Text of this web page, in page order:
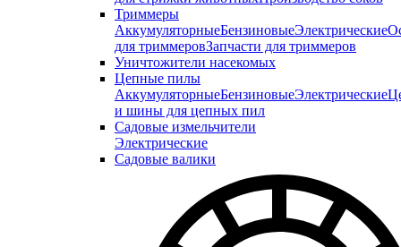
Триммеры
АккумуляторныеБензиновыеЭлектрические
для триммеровЗапчасти для триммеров
Уничтожители насекомых
Цепные пилы
АккумуляторныеБензиновыеЭлектрические
и шины для цепных пил
Садовые измельчители
Электрические
Садовые валики